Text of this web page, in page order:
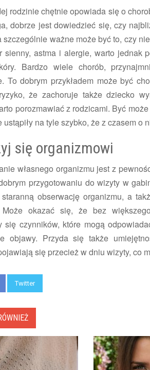
rodzinie chętnie opowiada się o
dobrze jest dowiedzieć się, czy
szczególnie ważne może być to, czy
sienny, astma i alergie, warto jednak
Bardzo wiele chorób,
To dobrym przykładem może być
że zachoruje także dziecko
porozmawiać z rodzicami. Być
ustąpiły na tyle szybko, że z czasem o
się organizmowi
własnego organizmu jest z
przygotowaniu do wizyty w
obserwację organizmu, a
Może okazać się, że bez
się czynników, które mogą
objawy. Przyda się także
się przecież w dniu wizyty, co
Twitter